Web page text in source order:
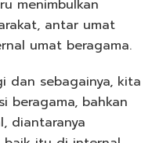
menimbulkan
antar umat
umat beragama.
dan sebagainya, kita
beragama, bahkan
diantaranya